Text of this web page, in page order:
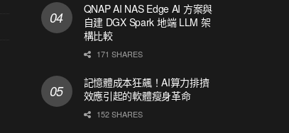
QNAP AI NAS Edge AI 方案與
自建 DGX Spark 地端 LLM 架
構比較
171 SHARES
記憶體成本狂飆！AI算力排擠
效應引起的軟體瘦身革命
152 SHARES